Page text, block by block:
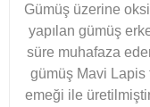
Gümüş üzerine
yapılan gümüş
süre muhafaza
gümüş Mavi Lapis
emeği ile